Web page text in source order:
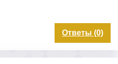
Ответы (0)